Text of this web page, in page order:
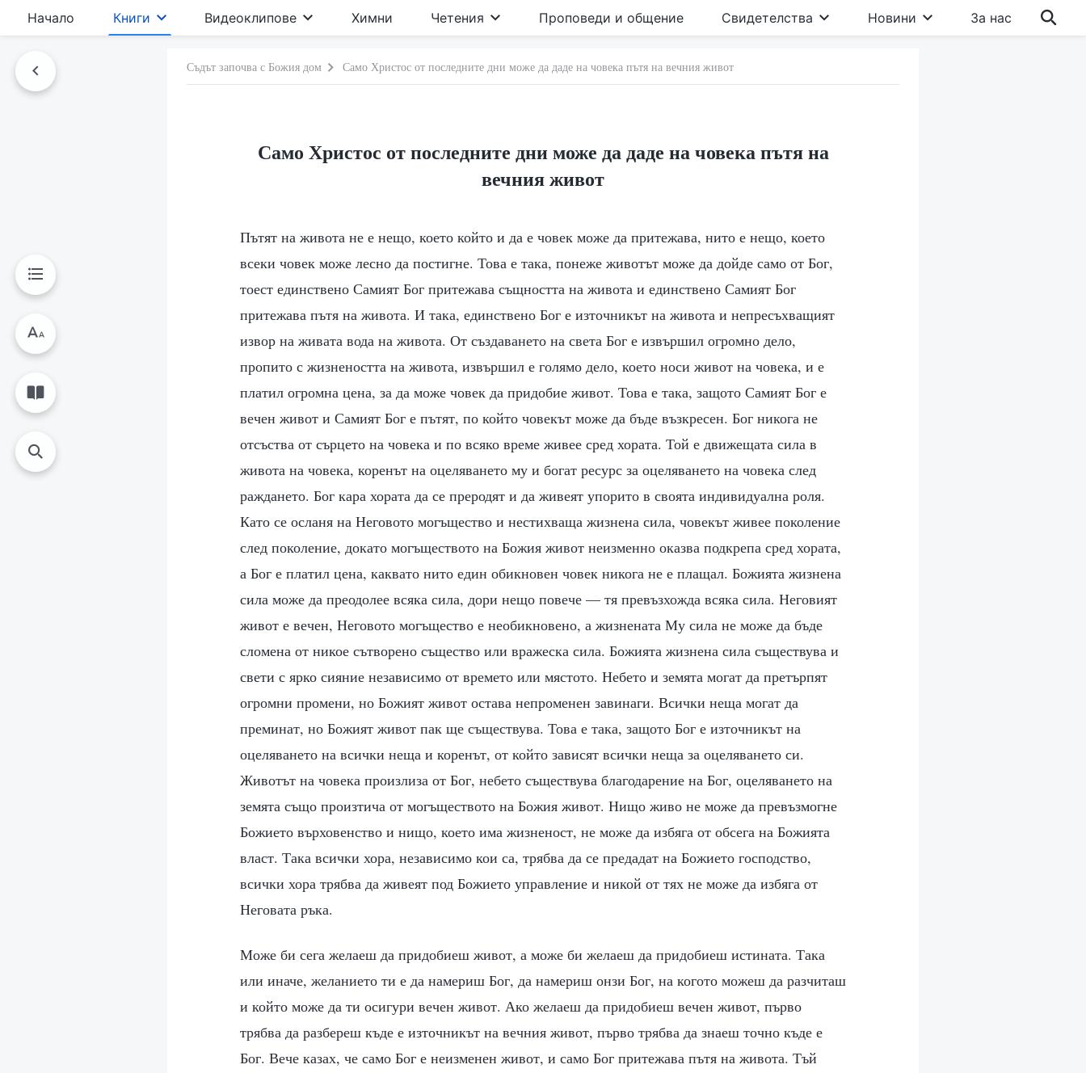
Начало Книги Видеоклипове Химни Четения Проповеди и общение Свидетелства Новини За нас
Съдът започва с Божия дом Само Христос от последните дни може да даде на човека пътя на вечния живот
Само Христос от последните дни може да даде на човека пътя на
вечния живот
Пътят на живота не е нещо, което който и да е човек може да притежава, нито е нещо, което
всеки човек може лесно да постигне. Това е така, понеже животът може да дойде само от Бог,
тоест единствено Самият Бог притежава същността на живота и единствено Самият Бог
притежава пътя на живота. И така, единствено Бог е източникът на живота и непресъхващият
извор на живата вода на живота. От създаването на света Бог е извършил огромно дело,
пропито с жизнеността на живота, извършил е голямо дело, което носи живот на човека, и е
платил огромна цена, за да може човек да придобие живот. Това е така, защото Самият Бог е
вечен живот и Самият Бог е пътят, по който човекът може да бъде възкресен. Бог никога не
отсъства от сърцето на човека и по всяко време живее сред хората. Той е движещата сила в
живота на човека, коренът на оцеляването му и богат ресурс за оцеляването на човека след
раждането. Бог кара хората да се преродят и да живеят упорито в своята индивидуална роля.
Като се осланя на Неговото могъщество и нестихваща жизнена сила, човекът живее поколение
след поколение, докато могъществото на Божия живот неизменно оказва подкрепа сред хората,
а Бог е платил цена, каквато нито един обикновен човек никога не е плащал. Божията жизнена
сила може да преодолее всяка сила, дори нещо повече — тя превъзхожда всяка сила. Неговият
живот е вечен, Неговото могъщество е необикновено, а жизнената Му сила не може да бъде
сломена от никое сътворено същество или вражеска сила. Божията жизнена сила съществува и
свети с ярко сияние независимо от времето или мястото. Небето и земята могат да претърпят
огромни промени, но Божият живот остава непроменен завинаги. Всички неща могат да
преминат, но Божият живот пак ще съществува. Това е така, защото Бог е източникът на
оцеляването на всички неща и коренът, от който зависят всички неща за оцеляването си.
Животът на човека произлиза от Бог, небето съществува благодарение на Бог, оцеляването на
земята също произтича от могъществото на Божия живот. Нищо живо не може да превъзмогне
Божието върховенство и нищо, което има жизненост, не може да избяга от обсега на Божията
власт. Така всички хора, независимо кои са, трябва да се предадат на Божието господство,
всички хора трябва да живеят под Божието управление и никой от тях не може да избяга от
Неговата ръка.
Може би сега желаеш да придобиеш живот, а може би желаеш да придобиеш истината. Така
или иначе, желанието ти е да намериш Бог, да намериш онзи Бог, на когото можеш да разчиташ
и който може да ти осигури вечен живот. Ако желаеш да придобиеш вечен живот, първо
трябва да разбереш къде е източникът на вечния живот, първо трябва да знаеш точно къде е
Бог. Вече казах, че само Бог е неизменен живот, и само Бог притежава пътя на живота. Тъй